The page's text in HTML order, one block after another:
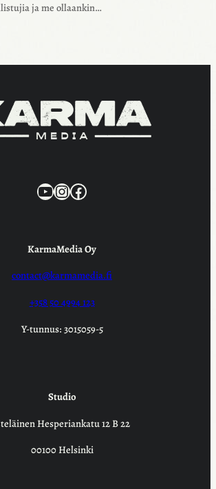
ja me ollaan­kin…
KarmaMedia YouTube
Instagram
Facebook
KarmaMedia Oy
contact@karmamedia.fi
+358 50 4994 123
Y-tunnus: 3015059-5
Studio
Hesperiankatu 12 B 22
00100 Helsinki